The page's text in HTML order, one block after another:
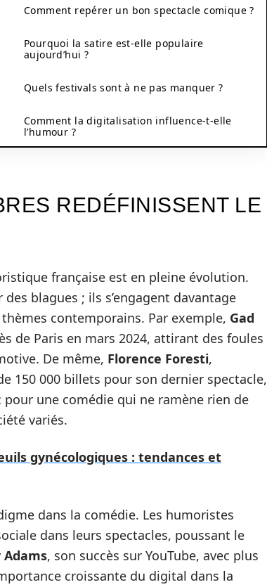
Comment repérer un bon spectacle comique ?
Pourquoi la satire est-elle populaire
aujourd’hui ?
Quels festivals sont à ne pas manquer ?
Comment la digitalisation influence-t-elle
l’humour ?
REDÉFINISSENT LE
française est en pleine évolution.
blagues ; ils s’engagent davantage
contemporains. Par exemple, Gad
de Paris en mars 2024, attirant des foules
De même, Florence Foresti,
150 000 billets pour son dernier spectacle,
une comédie qui ne ramène rien de
variés.
gynécologiques : tendances et
dans la comédie. Les humoristes
dans leurs spectacles, poussant le
Adams, son succès sur YouTube, avec plus
croissante du digital dans la